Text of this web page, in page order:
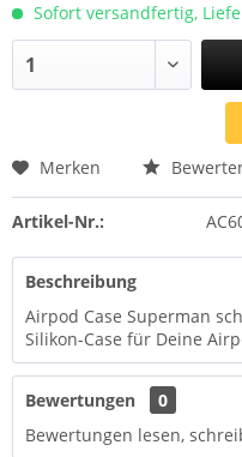
Sofort versandfertig,
Merken
Artikel-Nr.:
Beschreibung
Airpod Case Superman
Silikon-Case für Deine
Bewertungen
0
Bewertungen lesen,